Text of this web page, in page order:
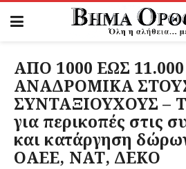
ΑΠΟ 1000 ΕΩΣ
ΑΝΑΔΡΟΜΙΚΑ
ΣΥΝΤΑΞΙΟΥΧΟΥΣ –
για περικοπές στις
και κατάργηση
ΟΑΕΕ, ΝΑΤ, ΔΕΚΟ